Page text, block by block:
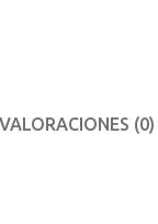
VALORACIONES (0)